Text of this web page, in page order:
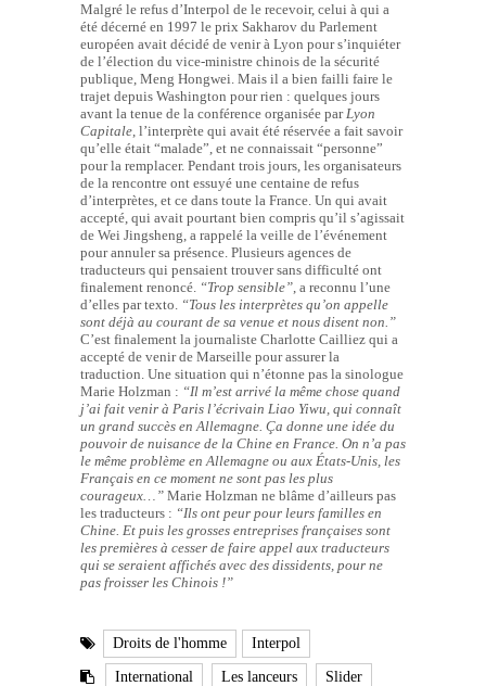
Malgré le refus d’Interpol de le recevoir, celui à qui a
été décerné en 1997 le prix Sakharov du Parlement
européen avait décidé de venir à Lyon pour s’inquiéter
de l’élection du vice-ministre chinois de la sécurité
publique, Meng Hongwei. Mais il a bien failli faire le
trajet depuis Washington pour rien : quelques jours
avant la tenue de la conférence organisée parLyon
Capitale, l’interprète qui avait été réservée a fait savoir
qu’elle était “malade”, et ne connaissait “personne”
pour la remplacer. Pendant trois jours, les organisateurs
de la rencontre ont essuyé une centaine de refus
d’interprètes, et ce dans toute la France. Un qui avait
accepté, qui avait pourtant bien compris qu’il s’agissait
de Wei Jingsheng, a rappelé la veille de l’événement
pour annuler sa présence. Plusieurs agences de
traducteurs qui pensaient trouver sans difficulté ont
finalement renoncé. “Trop sensible”, a reconnu l’une
d’elles par texto. “Tous les interprètes qu’on appelle
sont déjà au courant de sa venue et nous disent non.”
C’est finalement la journaliste Charlotte Cailliez qui a
accepté de venir de Marseille pour assurer la
traduction. Une situation qui n’étonne pas la sinologue
Marie Holzman : “Il m’est arrivé la même chose quand
j’ai fait venir à Paris l’écrivain Liao Yiwu, qui connaît
un grand succès en Allemagne. Ça donne une idée du
pouvoir de nuisance de la Chine en France. On n’a pas
le même problème en Allemagne ou aux États-Unis, les
Français en ce moment ne sont pas les plus
courageux…” Marie Holzman ne blâme d’ailleurs pas
les traducteurs : “Ils ont peur pour leurs familles en
Chine. Et puis les grosses entreprises françaises sont
les premières à cesser de faire appel aux traducteurs
qui se seraient affichés avec des dissidents, pour ne
pas froisser les Chinois !”
Droits de l'homme Interpol
International Les lanceurs Slider